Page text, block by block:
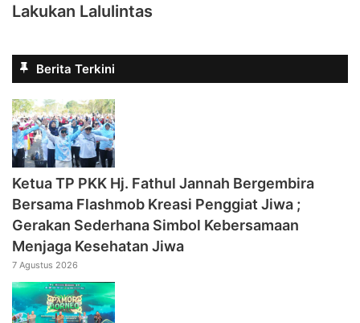
Lakukan Lalulintas
Berita Terkini
‎Ketua TP PKK Hj. Fathul Jannah Bergembira
Bersama Flashmob Kreasi Penggiat Jiwa ;
Gerakan Sederhana Simbol Kebersamaan
Menjaga Kesehatan Jiwa
7 Agustus 2026